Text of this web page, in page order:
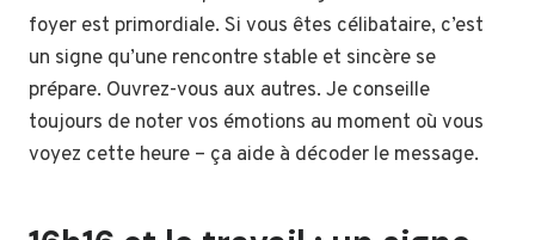
foyer est primordiale. Si vous êtes célibataire, c’est
un signe qu’une rencontre stable et sincère se
prépare. Ouvrez-vous aux autres. Je conseille
toujours de noter vos émotions au moment où vous
voyez cette heure – ça aide à décoder le message.